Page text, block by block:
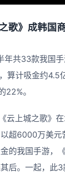
歌》成韩国
年共33款我国
算计吸金约4.5
22%。
云上城之歌》
超6000万美元
的我国手游，
后。一起，此